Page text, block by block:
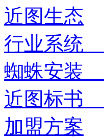
近图生态
行业系统
蜘蛛安装
近图标书
加盟方案